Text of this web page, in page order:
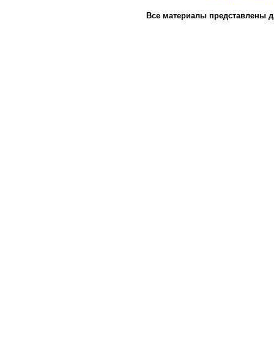
Все материалы представлены